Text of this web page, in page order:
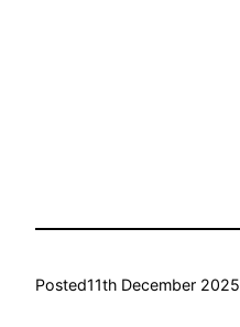
Posted11th December 2025